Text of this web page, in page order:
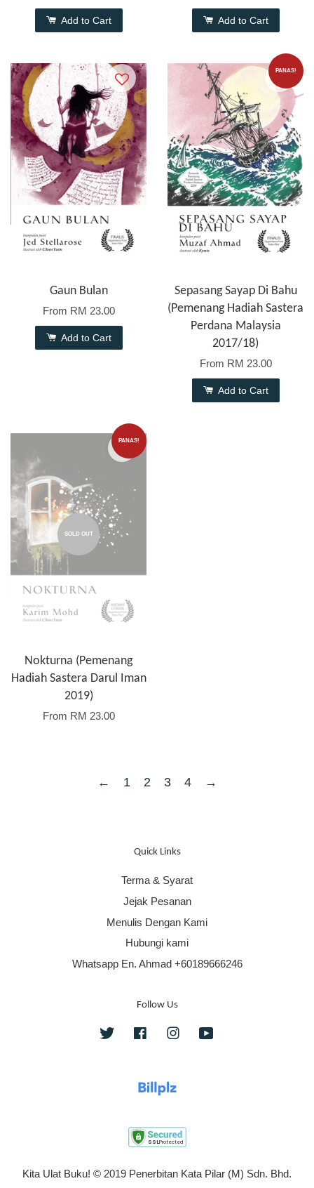
Add to Cart Add to Cart
Gaun Bulan
From RM 23.00
Add to Cart
PANAS!
Sepasang Sayap Di Bahu
(Pemenang Hadiah Sastera
Perdana Malaysia
2017/18)
From RM 23.00
Add to Cart
SOLD OUT
PANAS!
Nokturna (Pemenang
Hadiah Sastera Darul Iman
2019)
From RM 23.00
← 1 2 3 4 →
Quick Links
Terma & Syarat
Jejak Pesanan
Menulis Dengan Kami
Hubungi kami
Whatsapp En. Ahmad +60189666246
Follow Us
Twitter FacebookInstagram
Kita Ulat Buku! © 2019 Penerbitan Kata Pilar (M) Sdn. Bhd.